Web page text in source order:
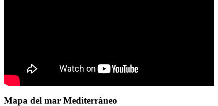
Mapa del mar Mediterráneo